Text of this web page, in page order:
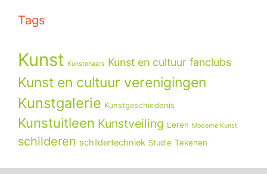
Tags
Kunst Kunstenaars Kunst en cultuur fanclubs
Kunst en cultuur verenigingen
Kunstgalerie Kunstgeschiedenis
Kunstuitleen Kunstveiling Leren Moderne Kunst
schilderen schildertechniek Studie Tekenen